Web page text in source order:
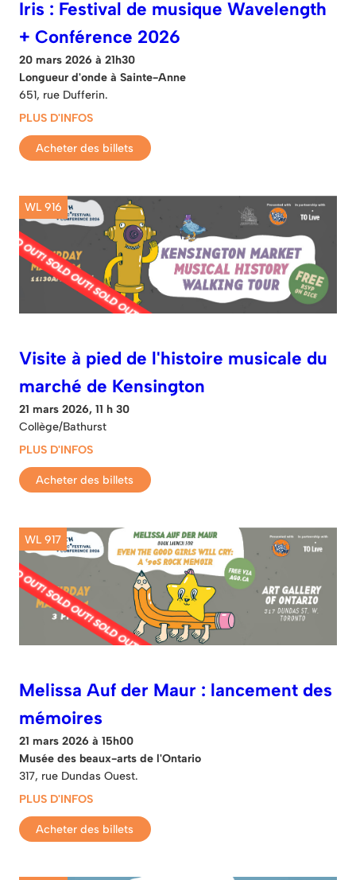
Iris : Festival de musique Wavelength
+ Conférence 2026
20 mars 2026 à 21h30
Longueur d'onde à Sainte-Anne
651, rue Dufferin.
PLUS D'INFOS
Acheter des billets
WL 916
Visite à pied de l'histoire musicale du
marché de Kensington
21 mars 2026, 11 h 30
Collège/Bathurst
PLUS D'INFOS
Acheter des billets
WL 917
Melissa Auf der Maur : lancement des
mémoires
21 mars 2026 à 15h00
Musée des beaux-arts de l'Ontario
317, rue Dundas Ouest.
PLUS D'INFOS
Acheter des billets